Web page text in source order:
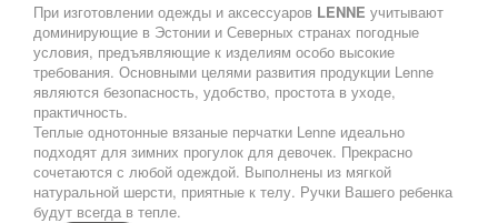
При изготовлении одежды и аксессуаров LENNE учитывают
доминирующие в Эстонии и Северных странах погодные
условия, предъявляющие к изделиям особо высокие
требования. Основными целями развития продукции Lenne
являются безопасность, удобство, простота в уходе,
практичность.
Теплые однотонные вязаные перчатки Lenne идеально
подходят для зимних прогулок для девочек. Прекрасно
сочетаются с любой одеждой. Выполнены из мягкой
натуральной шерсти, приятные к телу. Ручки Вашего ребенка
будут всегда в тепле.